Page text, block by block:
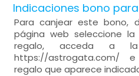
Indicaciones bono
Para canjear este bono,
página web seleccione
regalo, acceda a la
https://astrogata.com/
regalo que aparece